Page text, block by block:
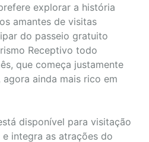
explorar a história
amantes de visitas
do passeio gratuito
Receptivo todo
que começa justamente
ainda mais rico em
disponível para visitação
integra as atrações do